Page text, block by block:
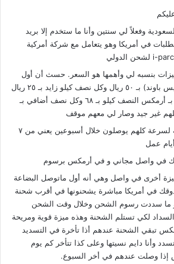
وفعلاً لي سنتين وأنا ما ستخدم إلا بريد
في أمريكا وهو يتعامل مع شركة أمركية
بنسبه لي وأهمها هو السعر. حسث أن أول
(كيلو وليس باوند) بـ ٥٠ ريال وكل نصف كيلو زايد بـ ٢٥ ريال
ومقارنة بـ أرمكس النصف كيلو بـ ٦٨ وكل نصف أضافي بـ
وبالنسبه لسرعة كلهم يوصلون خلال أسبوعين يعني من ٧
في واصل مجاني و في أرمكس برسوم
أخرى في واصل وهي أنه أول ماتوصل البضاعة
في أمريكا مباشرة يشحنونها في أقرب شحنة
ما سددت رسوم الشحن وخلال وقت الشحن
لكي تستلم الشحنة وهذه ميزة قوية ومريحة
تبقي الشحنة عندهم أذا تأخرة في التسديد
وأنا دايم نسيتها وعلى كذا تتأخر كم يوم
وصلت عندهم في أخر السبوع.